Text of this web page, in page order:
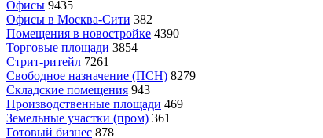
Офисы 9435
Офисы в Москва-Сити 382
Помещения в новостройке 4390
Торговые площади 3854
Стрит-ритейл 7261
Свободное назначение (ПСН) 8279
Складские помещения 943
Производственные площади 469
Земельные участки (пром) 361
Готовый бизнес 878